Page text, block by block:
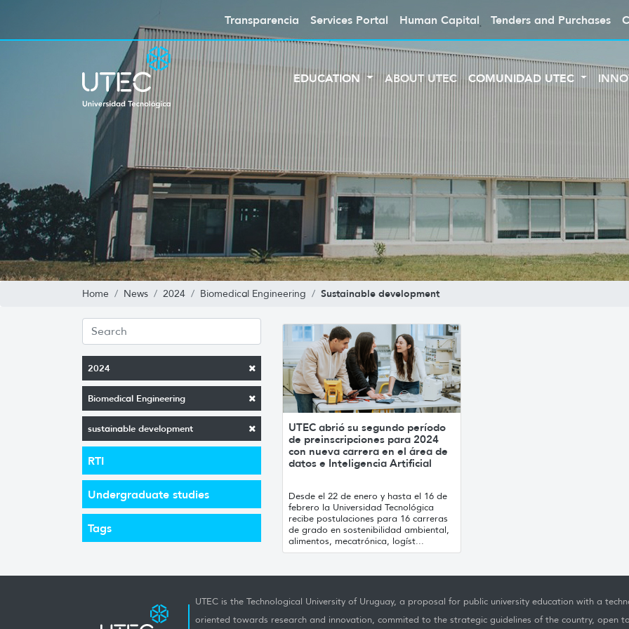
Transparencia Services Portal Human Capital Tenders and Purchases
EDUCATION ABOUT UTEC COMUNIDAD UTEC
Home News 2024 Biomedical Engineering Sustainable development
2024
Biomedical Engineering
sustainable development
RTI
Undergraduate studies
Tags
UTEC abrió su segundo período
de preinscripciones para 2024
con nueva carrera en el área de
datos e Inteligencia Artificial
Desde el 22 de enero y hasta el 16 de
febrero la Universidad Tecnológica
recibe postulaciones para 16 carreras
de grado en sostenibilidad ambiental,
alimentos, mecatrónica, logíst...
UTEC is the Technological University of Uruguay, a proposal for public university education with a
oriented towards research and innovation, commited to the strategic guidelines of the country, open